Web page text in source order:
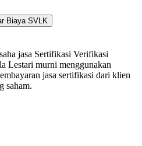
Biaya SVLK
jasa Sertifikasi Verifikasi
Lestari murni menggunakan
jasa sertifikasi dari klien
saham.